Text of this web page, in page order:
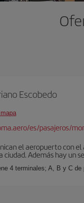
Escobedo
es/pasajeros/
el aeropuerto con
Además hay un
4 terminales; A, B y C de